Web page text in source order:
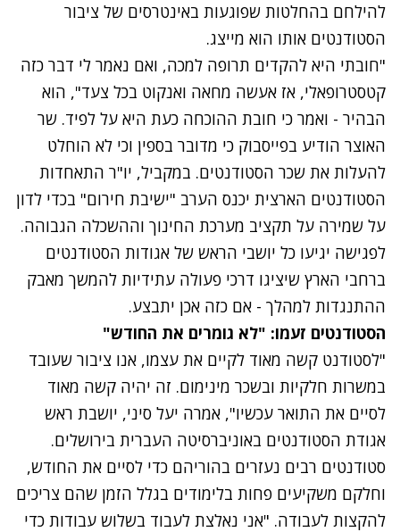
להילחם בהחלטות שפוגעות באינטרסים של ציבור
הסטודנטים אותו הוא מייצג.
"חובתי היא להקדים תרופה למכה, ואם נאמר לי דבר כזה
קטסטרופאלי, אז אעשה מחאה ואנקוט בכל צעד", הוא
הבהיר - ואמר כי חובת ההוכחה כעת היא על לפיד. שר
האוצר הודיע בפייסבוק כי מדובר בספין וכי לא הוחלט
להעלות את שכר הסטודנטים. במקביל, יו"ר התאחדות
הסטודנטים הארצית יכנס הערב "ישיבת חירום" בכדי לדון
על שמירה על תקציב מערכת החינוך וההשכלה הגבוהה.
לפגישה יגיעו כל יושבי הראש של אגודות הסטודנטים
ברחבי הארץ שיציגו דרכי פעולה עתידיות להמשך מאבק
ההתנגדות למהלך - אם כזה אכן יתבצע.
נסה שוב
הסטודנטים זעמו: "לא גומרים את החודש"
"לסטודנט קשה מאוד לקיים את עצמו, אנו ציבור שעובד
במשרות חלקיות ובשכר מינימום. זה יהיה קשה מאוד
לסיים את התואר עכשיו", אמרה יעל סיני, יושבת ראש
אגודת הסטודנטים באוניברסיטה העברית בירושלים.
סטודנטים רבים נעזרים בהוריהם כדי לסיים את החודש,
וחלקם משקיעים פחות בלימודים בגלל הזמן שהם צריכים
להקצות לעבודה. "אני נאלצת לעבוד בשלוש עבודות כדי